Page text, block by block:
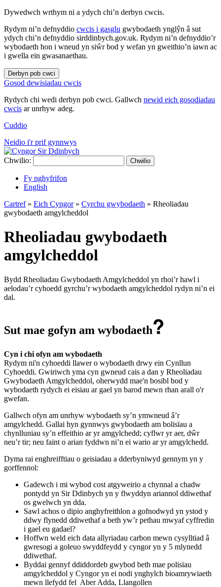
Dywedwch wrthym ni a ydych chi’n derbyn cwcis.
Rydym ni’n defnyddio cwcis i gasglu gwybodaeth ynglŷn â sut
ydych chi’n defnyddio sirddinbych.gov.uk. Rydym ni’n defnyddio’r
wybodaeth hon i wneud yn siŵr bod y wefan yn gweithio’n iawn ac
i gwella ein gwasanaethau.
Derbyn pob cwci
Gosod dewisiadau cwcis
Rydych chi wedi derbyn pob cwci. Gallwch newid eich gosodiadau
cwcis ar unrhyw adeg.
Cuddio
Neidio i'r prif gynnwys
Chwilio: Chwilio
Fy nghyfrifon
English
Cartref» Eich Cyngor» Cyrchu gwybodaeth » Rheoliadau
gwybodaeth amgylcheddol
Rheoliadau gwybodaeth
amgylcheddol
Bydd Rheoliadau Gwybodaeth Amgylcheddol yn rhoi’r hawl i
aelodau’r cyhoedd gyrchu’r wybodaeth amgylcheddol rydyn ni’n ei
dal.
Sut mae gofyn am wybodaeth?
Cyn i chi ofyn am wybodaeth
Rydym ni'n cyhoeddi llawer o wybodaeth drwy ein Cynllun
Cyhoeddi. Gwiriwch yma cyn gwneud cais a dan y Rheoliadau
Gwybodaeth Amgylcheddol, oherwydd mae'n bosibl bod y
wybodaeth rydych ei eisiau ar gael yn barod mewn rhan arall o'r
gwefan.
Gallwch ofyn am unrhyw wybodaeth sy’n ymwneud â’r
amgylchedd. Gallai hyn gynnwys gwybodaeth am bolisïau a
chynlluniau sy’n effeithio ar yr amgylchedd; cyflwr yr aer, dŵr
neu’r tir; neu faint o arian fyddwn ni’n ei wario ar yr amgylchedd.
Dyma rai enghreifftiau o geisiadau a dderbyniwyd gennym yn y
gorffennol:
Gadewch i mi wybod cost atgyweirio a chynnal a chadw
pontydd yn Sir Ddinbych yn y flwyddyn ariannol ddiwethaf
os gwelwch yn dda.
Sawl achos o dipio anghyfreithlon a gofnodwyd yn ystod y
ddwy flynedd ddiwethaf a beth yw’r pethau mwyaf cyffredin
i gael eu gadael?
Hoffwn weld eich data allyriadau carbon mewn cysylltiad â
gwresogi a goleuo swyddfeydd y cyngor yn y 5 mlynedd
ddiwethaf.
Byddai gennyf ddiddordeb gwybod beth mae polisïau
amgylcheddol y Cyngor yn ei nodi ynghylch bioamrywiaeth
mewn llefydd fel Aber Adda, Llangollen